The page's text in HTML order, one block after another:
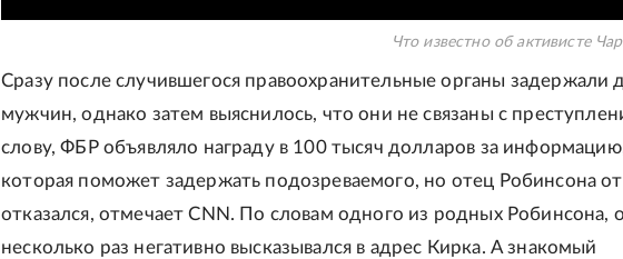
Что известно об активисте
Сразу после случившегося правоохранительные органы задержали
мужчин, однако затем выяснилось, что они не связаны с
слову, ФБР объявляло награду в 100 тысяч долларов за
которая поможет задержать подозреваемого, но отец Робинсона
отказался, отмечает CNN. По словам одного из родных Робинсона,
несколько раз негативно высказывался в адрес Кирка. А знакомый